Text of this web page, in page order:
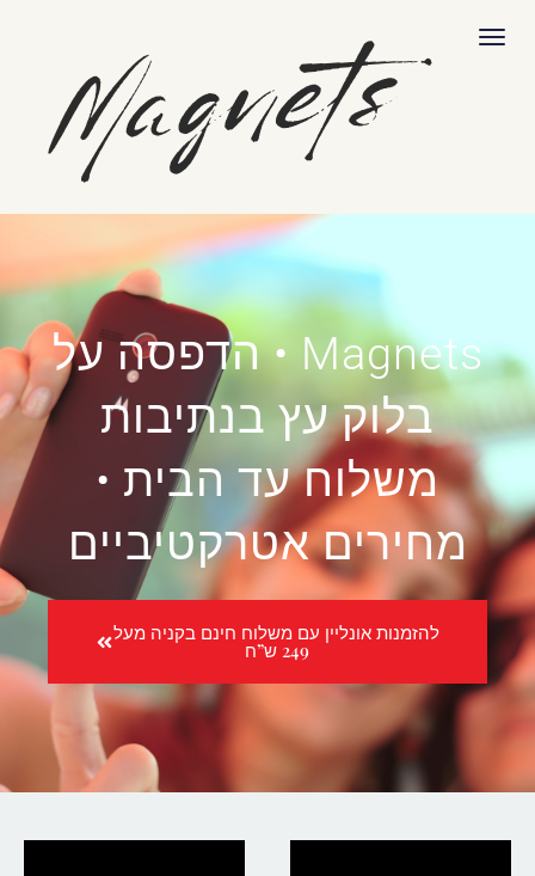
תפריט
Magnets • הדפסה על
בלוק עץ בנתיבות
משלוח עד הבית •
מחירים אטרקטיביים
להזמנות אונליין עם משלוח חינם בקניה מעל
249 ש”ח